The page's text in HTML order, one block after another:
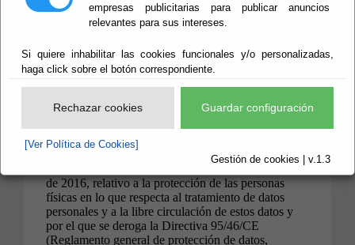
empresas publicitarias para publicar anuncios
relevantes para sus intereses.
Si quiere inhabilitar las cookies funcionales y/o personalizadas,
haga click sobre el botón correspondiente.
Rechazar cookies Guardar configuración
[Ver Política de Cookies]
Gestión de cookies | v.1.3